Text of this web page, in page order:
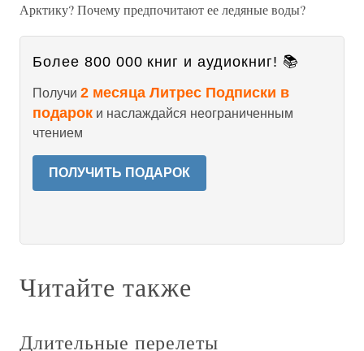
Арктику? Почему предпочитают ее ледяные воды?
Более 800 000 книг и аудиокниг! 📚
Получи 2 месяца Литрес Подписки в
подарок и наслаждайся неограниченным
чтением
ПОЛУЧИТЬ ПОДАРОК
Читайте также
Длительные перелеты